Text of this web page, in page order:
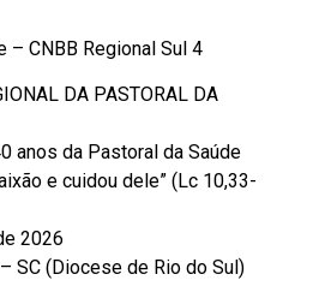
– CNBB Regional Sul 4
DA PASTORAL DA
anos da Pastoral da Saúde
e cuidou dele” (Lc 10,33-
2026
SC (Diocese de Rio do Sul)